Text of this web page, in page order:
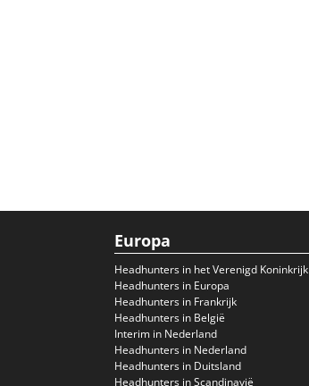
Europa
Headhunters in het Verenigd Koninkrijk
Headhunters in Europa
Headhunters in Frankrijk
Headhunters in België
Interim in Nederland
Headhunters in Nederland
Headhunters in Duitsland
Headhunters in Scandinavië